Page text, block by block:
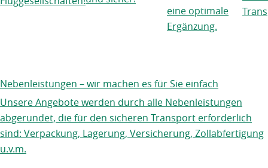
eine optimale
Ergänzung.
Nebenleistungen – wir machen es für Sie einfach
Unsere Angebote werden durch alle Nebenleistungen
abgerundet, die für den sicheren Transport erforderlich
sind: Verpackung, Lagerung, Versicherung, Zollabfertigung
u.v.m.